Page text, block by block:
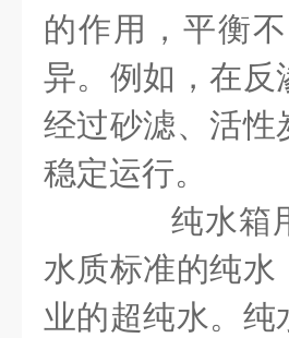
的作用，平衡
异。例如，在反
经过砂滤、活性
稳定运行。
纯水箱用
水质标准的纯水
业的超纯水。纯